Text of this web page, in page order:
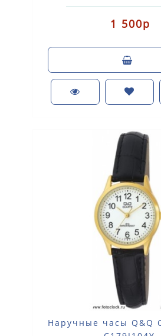
сплава легких металлов.Кожаный
мин..
1 500р
Наручные часы Q&Q